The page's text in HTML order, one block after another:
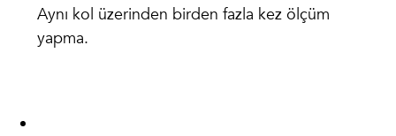
Aynı kol üzerinden birden fazla kez ölçüm
yapma.